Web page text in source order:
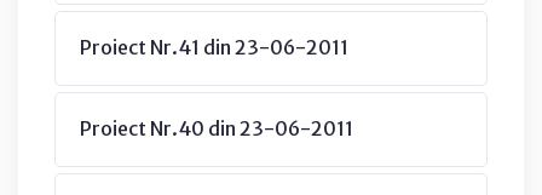
Proiect Nr.41 din 23-06-2011
Proiect Nr.40 din 23-06-2011